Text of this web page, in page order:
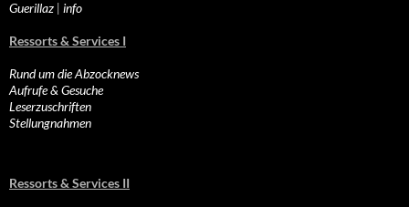
Guerillaz | info
Ressorts & Services I
Rund um die Abzocknews
Aufrufe & Gesuche
Leserzuschriften
Stellungnahmen
Ressorts & Services II